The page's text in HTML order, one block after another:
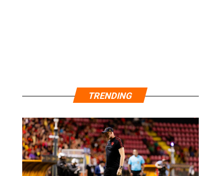
TRENDING